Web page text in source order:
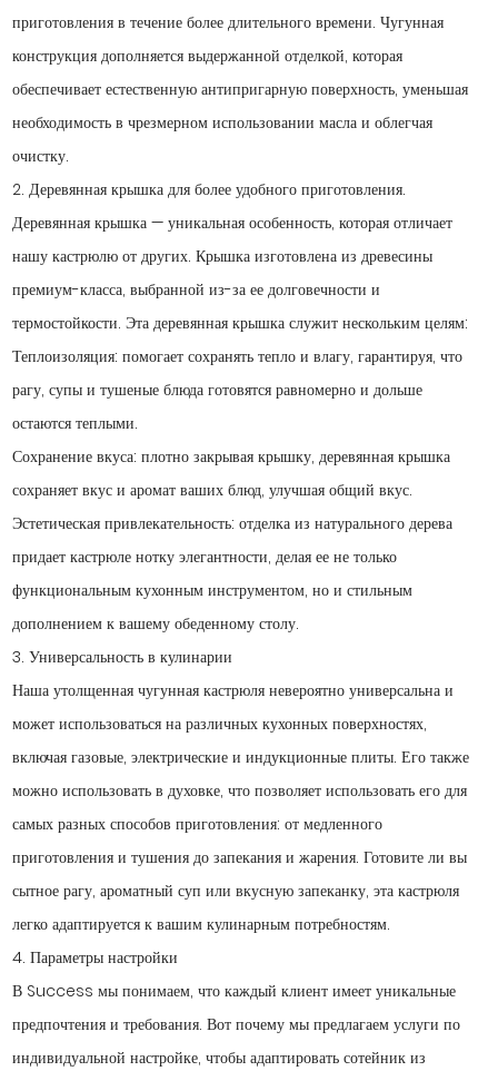
приготовления в течение более длительного времени. Чугунная
конструкция дополняется выдержанной отделкой, которая
обеспечивает естественную антипригарную поверхность, уменьшая
необходимость в чрезмерном использовании масла и облегчая
очистку.
2. Деревянная крышка для более удобного приготовления.
Деревянная крышка — уникальная особенность, которая отличает
нашу кастрюлю от других. Крышка изготовлена ​​из древесины
премиум-класса, выбранной из-за ее долговечности и
термостойкости. Эта деревянная крышка служит нескольким целям:
Теплоизоляция: помогает сохранять тепло и влагу, гарантируя, что
рагу, супы и тушеные блюда готовятся равномерно и дольше
остаются теплыми.
Сохранение вкуса: плотно закрывая крышку, деревянная крышка
сохраняет вкус и аромат ваших блюд, улучшая общий вкус.
Эстетическая привлекательность: отделка из натурального дерева
придает кастрюле нотку элегантности, делая ее не только
функциональным кухонным инструментом, но и стильным
дополнением к вашему обеденному столу.
3. Универсальность в кулинарии
Наша утолщенная чугунная кастрюля невероятно универсальна и
может использоваться на различных кухонных поверхностях,
включая газовые, электрические и индукционные плиты. Его также
можно использовать в духовке, что позволяет использовать его для
самых разных способов приготовления: от медленного
приготовления и тушения до запекания и жарения. Готовите ли вы
сытное рагу, ароматный суп или вкусную запеканку, эта кастрюля
легко адаптируется к вашим кулинарным потребностям.
4. Параметры настройки
В Success мы понимаем, что каждый клиент имеет уникальные
предпочтения и требования. Вот почему мы предлагаем услуги по
индивидуальной настройке, чтобы адаптировать сотейник из